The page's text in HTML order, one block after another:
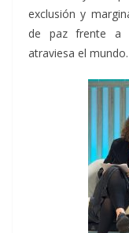
exclusión y
de paz frente a
atraviesa el mundo.